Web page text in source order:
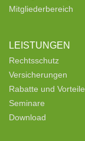
Mitgliederbereich
LEISTUNGEN
Rechtsschutz
Versicherungen
Rabatte und Vorteile
Seminare
Download